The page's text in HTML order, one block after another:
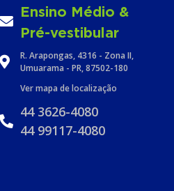
Ensino Médio &
Pré-vestibular
R. Arapongas, 4316 - Zona II,
Umuarama - PR, 87502-180
Ver mapa de localização
44 3626-4080
44 99117-4080